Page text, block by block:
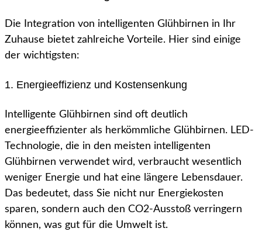
Die Integration von intelligenten Glühbirnen in Ihr
Zuhause bietet zahlreiche Vorteile. Hier sind einige
der wichtigsten:
1. Energieeffizienz und Kostensenkung
Intelligente Glühbirnen sind oft deutlich
energieeffizienter als herkömmliche Glühbirnen. LED-
Technologie, die in den meisten intelligenten
Glühbirnen verwendet wird, verbraucht wesentlich
weniger Energie und hat eine längere Lebensdauer.
Das bedeutet, dass Sie nicht nur Energiekosten
sparen, sondern auch den CO2-Ausstoß verringern
können, was gut für die Umwelt ist.